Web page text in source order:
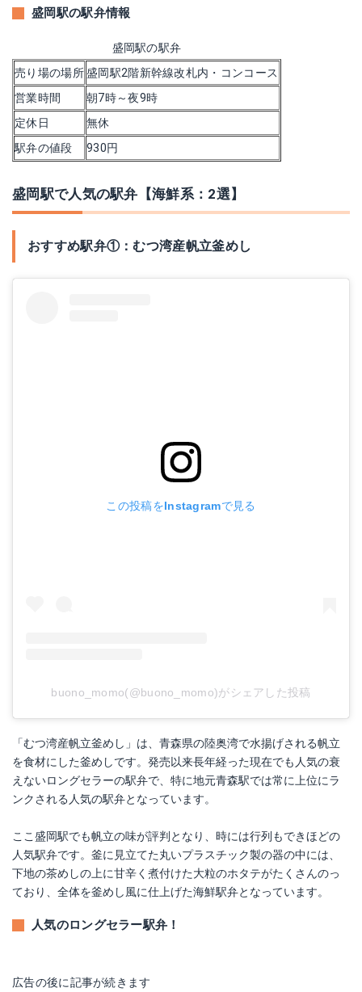
盛岡駅の駅弁情報
盛岡駅の駅弁
売り場の場所盛岡駅2階新幹線改札内・コンコース
営業時間
朝7時～夜9時
定休日
無休
駅弁の値段
930円
盛岡駅で人気の駅弁【海鮮系：2選】
おすすめ駅弁①：むつ湾産帆立釜めし
この投稿をInstagramで見る
buono_momo(@buono_momo)がシェアした投稿
「むつ湾産帆立釜めし」は、青森県の陸奥湾で水揚げされる帆立
を食材にした釜めしです。発売以来長年経った現在でも人気の衰
えないロングセラーの駅弁で、特に地元青森駅では常に上位にラ
ンクされる人気の駅弁となっています。
ここ盛岡駅でも帆立の味が評判となり、時には行列もできほどの
人気駅弁です。釜に見立てた丸いプラスチック製の器の中には、
下地の茶めしの上に甘辛く煮付けた大粒のホタテがたくさんのっ
ており、全体を釜めし風に仕上げた海鮮駅弁となっています。
人気のロングセラー駅弁！
広告の後に記事が続きます